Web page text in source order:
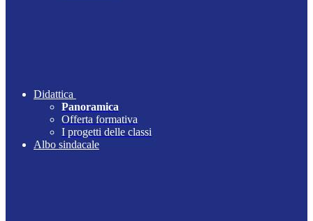
Didattica
Panoramica
Offerta formativa
I progetti delle classi
Albo sindacale